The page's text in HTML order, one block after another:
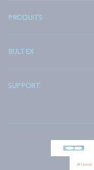
PRODUITS
BULTEX
SUPPORT